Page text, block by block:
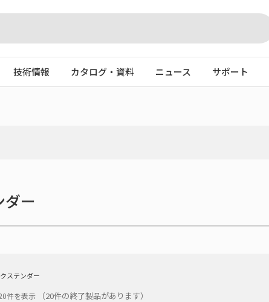
技術情報 カタログ・資料 ニュース サポート
ダー
ステンダー
件を表示 （20件の終了製品があります）